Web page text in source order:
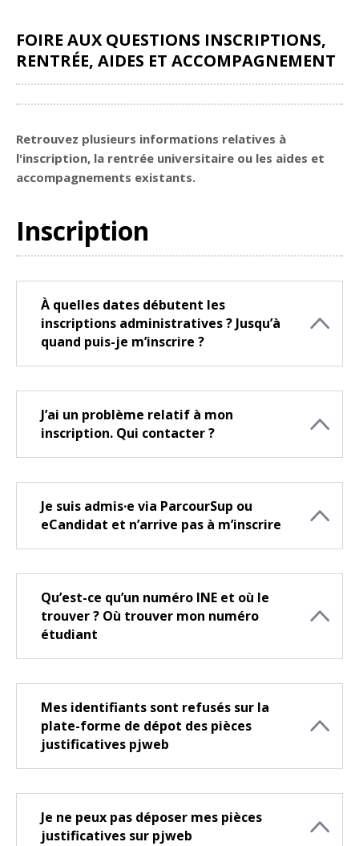
FOIRE AUX QUESTIONS INSCRIPTIONS,
RENTRÉE, AIDES ET ACCOMPAGNEMENT
Retrouvez plusieurs informations relatives à
l'inscription, la rentrée universitaire ou les aides et
accompagnements existants.
Inscription
À quelles dates débutent les
inscriptions administratives ? Jusqu’à
quand puis-je m’inscrire ?
J’ai un problème relatif à mon
inscription. Qui contacter ?
Je suis admis·e via ParcourSup ou
eCandidat et n’arrive pas à m’inscrire
Qu’est-ce qu’un numéro INE et où le
trouver ? Où trouver mon numéro
étudiant
Mes identifiants sont refusés sur la
plate-forme de dépot des pièces
justificatives pjweb
Je ne peux pas déposer mes pièces
justificatives sur pjweb